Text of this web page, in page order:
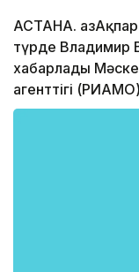
АСТАНА.
түрде Владимир
хабарлады
агенттігі